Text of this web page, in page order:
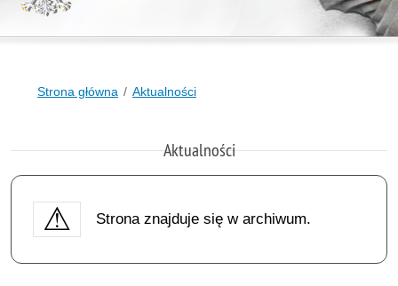
Strona główna Aktualności
Aktualności
Strona znajduje się w archiwum.